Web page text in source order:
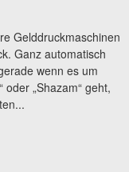
Gelddruckmaschinen
Ganz automatisch
wenn es um
„Shazam“ geht,